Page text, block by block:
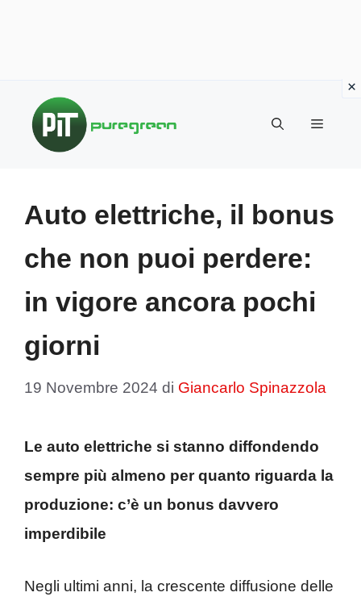
contenuto
MENU
Auto elettriche, il bonus
che non puoi perdere:
in vigore ancora pochi
giorni
19 Novembre 2024 di Giancarlo Spinazzola
Le auto elettriche si stanno diffondendo
sempre più almeno per quanto riguarda la
produzione: c’è un bonus davvero
imperdibile
Negli ultimi anni, la crescente diffusione delle